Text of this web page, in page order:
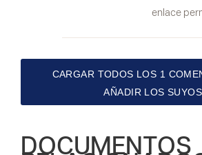
enlace
CARGAR TODOS LOS 1
AÑADIR LOS SUYOS.
DOCUMENTOS